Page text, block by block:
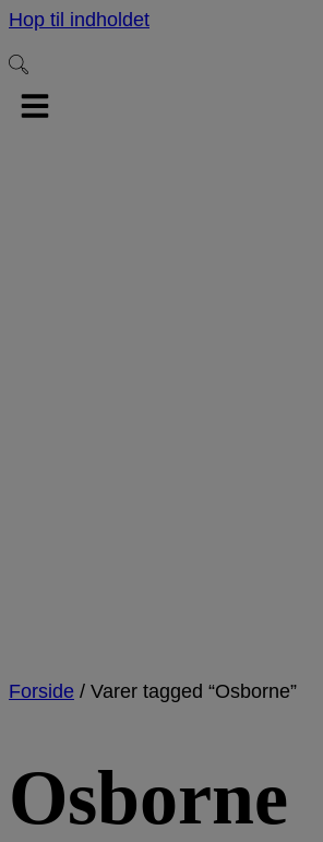
Hop til indholdet
Forside / Varer tagged “Osborne”
Osborne